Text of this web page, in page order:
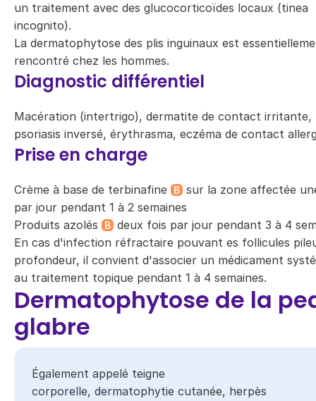
un traitement avec des glucocorticoïdes locaux (tinea
incognito).
La dermatophytose des plis inguinaux est
rencontré chez les hommes.
Diagnostic différentiel
Macération (intertrigo), dermatite de contact irritante,
psoriasis inversé, érythrasma, eczéma de contact
Prise en charge
Crème à base de terbinafine B sur la zone affectée
par jour pendant 1 à 2 semaines
Produits azolés
B deux fois par jour pendant 3 à 4
En cas d'infection réfractaire pouvant es follicules
profondeur, il convient d'associer un médicament
au traitement topique pendant 1 à 4 semaines.
Dermatophytose de la
glabre
Également appelé teigne
corporelle, dermatophytie cutanée, herpès